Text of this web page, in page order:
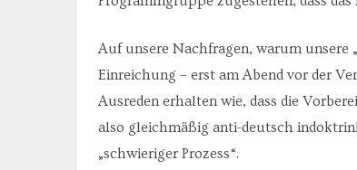
Auf unsere Nachfragen, warum unsere
Einreichung – erst am Abend vor der
Ausreden erhalten wie, dass die
also gleichmäßig anti-deutsch
„schwieriger Prozess“.